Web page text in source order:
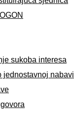
sukoba interesa
jednostavnoj nabavi